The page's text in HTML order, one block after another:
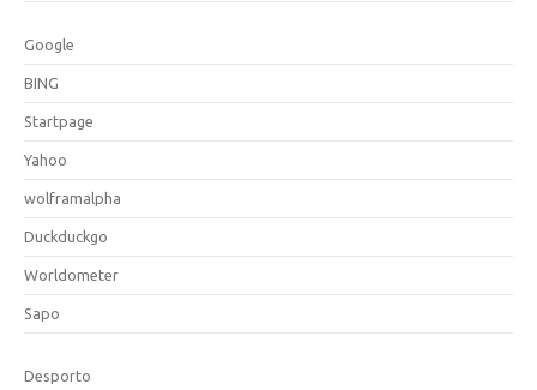
Google
BING
Startpage
Yahoo
wolframalpha
Duckduckgo
Worldometer
Sapo
Desporto